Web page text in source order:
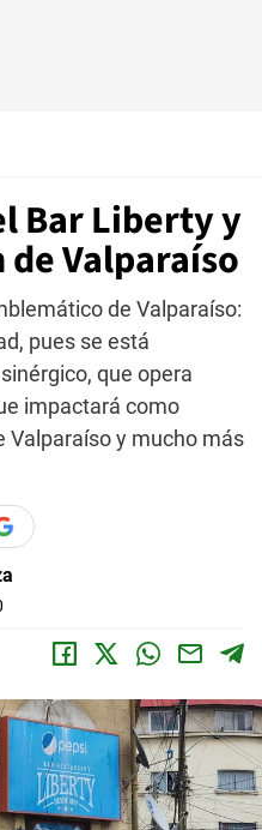
Bar Liberty y
Valparaíso
de Valparaíso:
pues se está
que opera
impactará como
Valparaíso y mucho más